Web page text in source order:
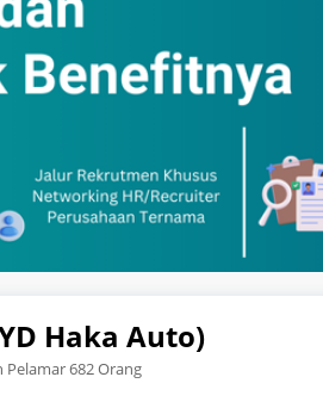
Haka Auto)
Pelamar 682 Orang